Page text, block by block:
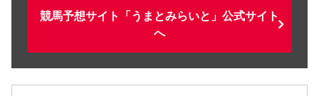
競馬予想サイト「うまとみらいと」公式サイト
へ